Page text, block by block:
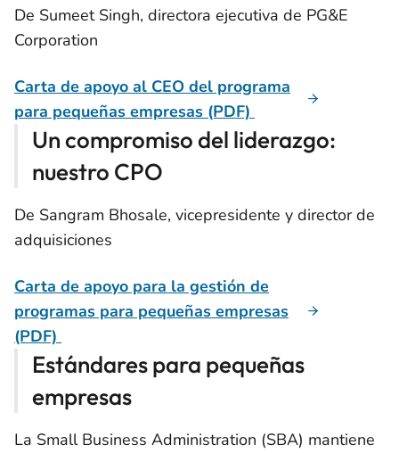
De Sumeet Singh, directora ejecutiva de PG&E
Corporation
Carta de apoyo al CEO del programa
para pequeñas empresas (PDF)
Un compromiso del liderazgo:
nuestro CPO
De Sangram Bhosale, vicepresidente y director de
adquisiciones
Carta de apoyo para la gestión de
programas para pequeñas empresas
(PDF)
Estándares para pequeñas
empresas
La Small Business Administration (SBA) mantiene